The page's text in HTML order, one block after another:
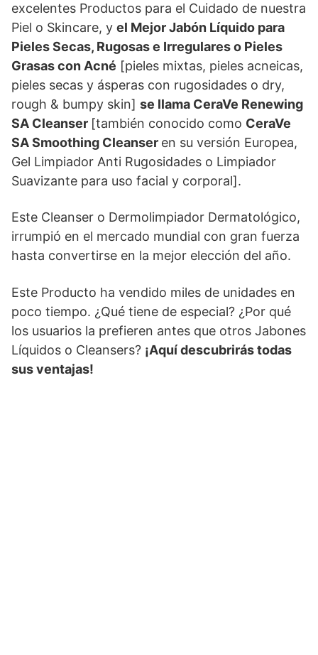
excelentes Productos para el Cuidado de nuestra
Piel o Skincare, y el Mejor Jabón Líquido para
Pieles Secas, Rugosas e Irregulares o Pieles
Grasas con Acné [pieles mixtas, pieles acneicas,
pieles secas y ásperas con rugosidades o dry,
rough & bumpy skin] se llama CeraVe Renewing
SA Cleanser [también conocido como CeraVe
SA Smoothing Cleanser en su versión Europea,
Gel Limpiador Anti Rugosidades o Limpiador
Suavizante para uso facial y corporal].
Este Cleanser o Dermolimpiador Dermatológico,
irrumpió en el mercado mundial con gran fuerza
hasta convertirse en la mejor elección del año.
Este Producto ha vendido miles de unidades en
poco tiempo. ¿Qué tiene de especial? ¿Por qué
los usuarios la prefieren antes que otros Jabones
Líquidos o Cleansers? ¡Aquí descubrirás todas
sus ventajas!